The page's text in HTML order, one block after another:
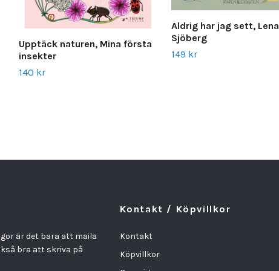
Upptäck naturen, Mina första
insekter
140 kr
Aldrig har jag sett, Lena
Sjöberg
149 kr
är det bara att maila
bra att skriva på
Kontakt / Köpvillkor
Kontakt
Köpvillkor